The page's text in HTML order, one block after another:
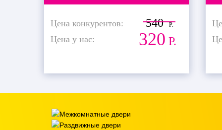
Цена конкурентов: 540 Р.
Цена у нас: 320 Р.